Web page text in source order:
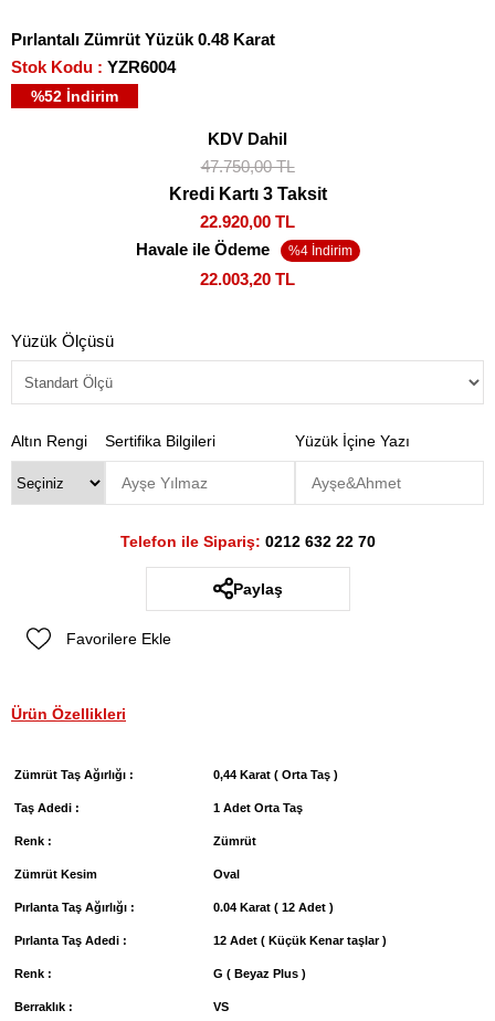
Pırlantalı Zümrüt Yüzük 0.48 Karat
Stok Kodu
YZR6004
%52 İndirim
KDV Dahil
47.750,00 TL
Kredi Kartı 3 Taksit
22.920,00 TL
Havale ile Ödeme
22.003,20 TL
Yüzük Ölçüsü
Altın Rengi Sertifika Bilgileri Yüzük İçine Yazı
Telefon ile Sipariş: 0212 632 22 70
Paylaş
Favorilere Ekle
Ürün Özellikleri
Zümrüt Taş Ağırlığı : 0,44 Karat ( Orta Taş )
Taş Adedi : 1 Adet Orta Taş
Renk : Zümrüt
Zümrüt Kesim Oval
Pırlanta Taş Ağırlığı : 0.04 Karat ( 12 Adet )
Pırlanta Taş Adedi : 12 Adet ( Küçük Kenar taşlar )
Renk : G ( Beyaz Plus )
Berraklık : VS